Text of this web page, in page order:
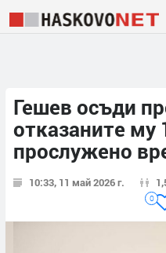
Гешев осъди
отказаните му
прослужено
10:33, 11 май 2026 г.
0